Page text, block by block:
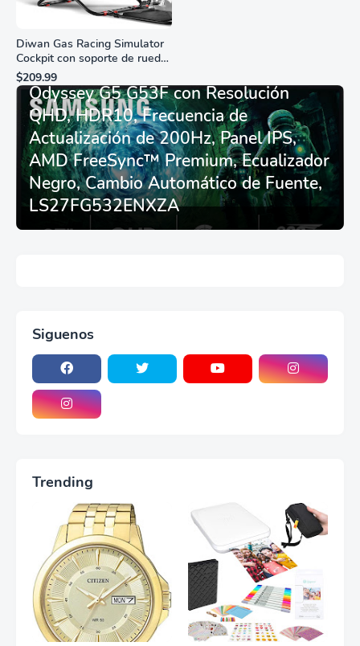
Diwan Gas Racing Simulator
Cockpit con soporte de rueda
de carreras plegable y
asiento - Logitech
G29/920/923/27/25,
Thrustmaster
T248/X/T300RS/T150/458/TX
$209.99
Monitor Gamer SAMSUNG 27”
Odyssey G5 G53F con Resolución
QHD, HDR10, Frecuencia de
Actualización de 200Hz, Panel IPS,
AMD FreeSync™ Premium, Ecualizador
Negro, Cambio Automático de Fuente,
LS27FG532ENXZA
Siguenos
Trending